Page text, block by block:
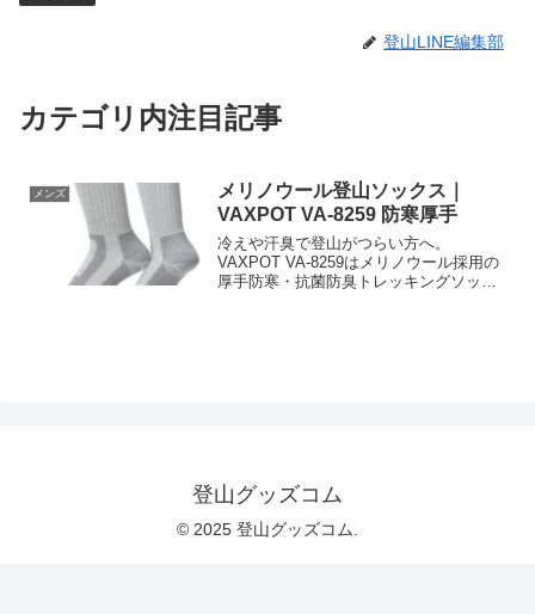
登山LINE編集部
カテゴリ内注目記事
メンズ
メリノウール登山ソックス｜
VAXPOT VA-8259 防寒厚手
冷えや汗臭で登山がつらい方へ。
VAXPOT VA-8259はメリノウール採用の
厚手防寒・抗菌防臭トレッキングソック
登山グッズコム
© 2025 登山グッズコム.